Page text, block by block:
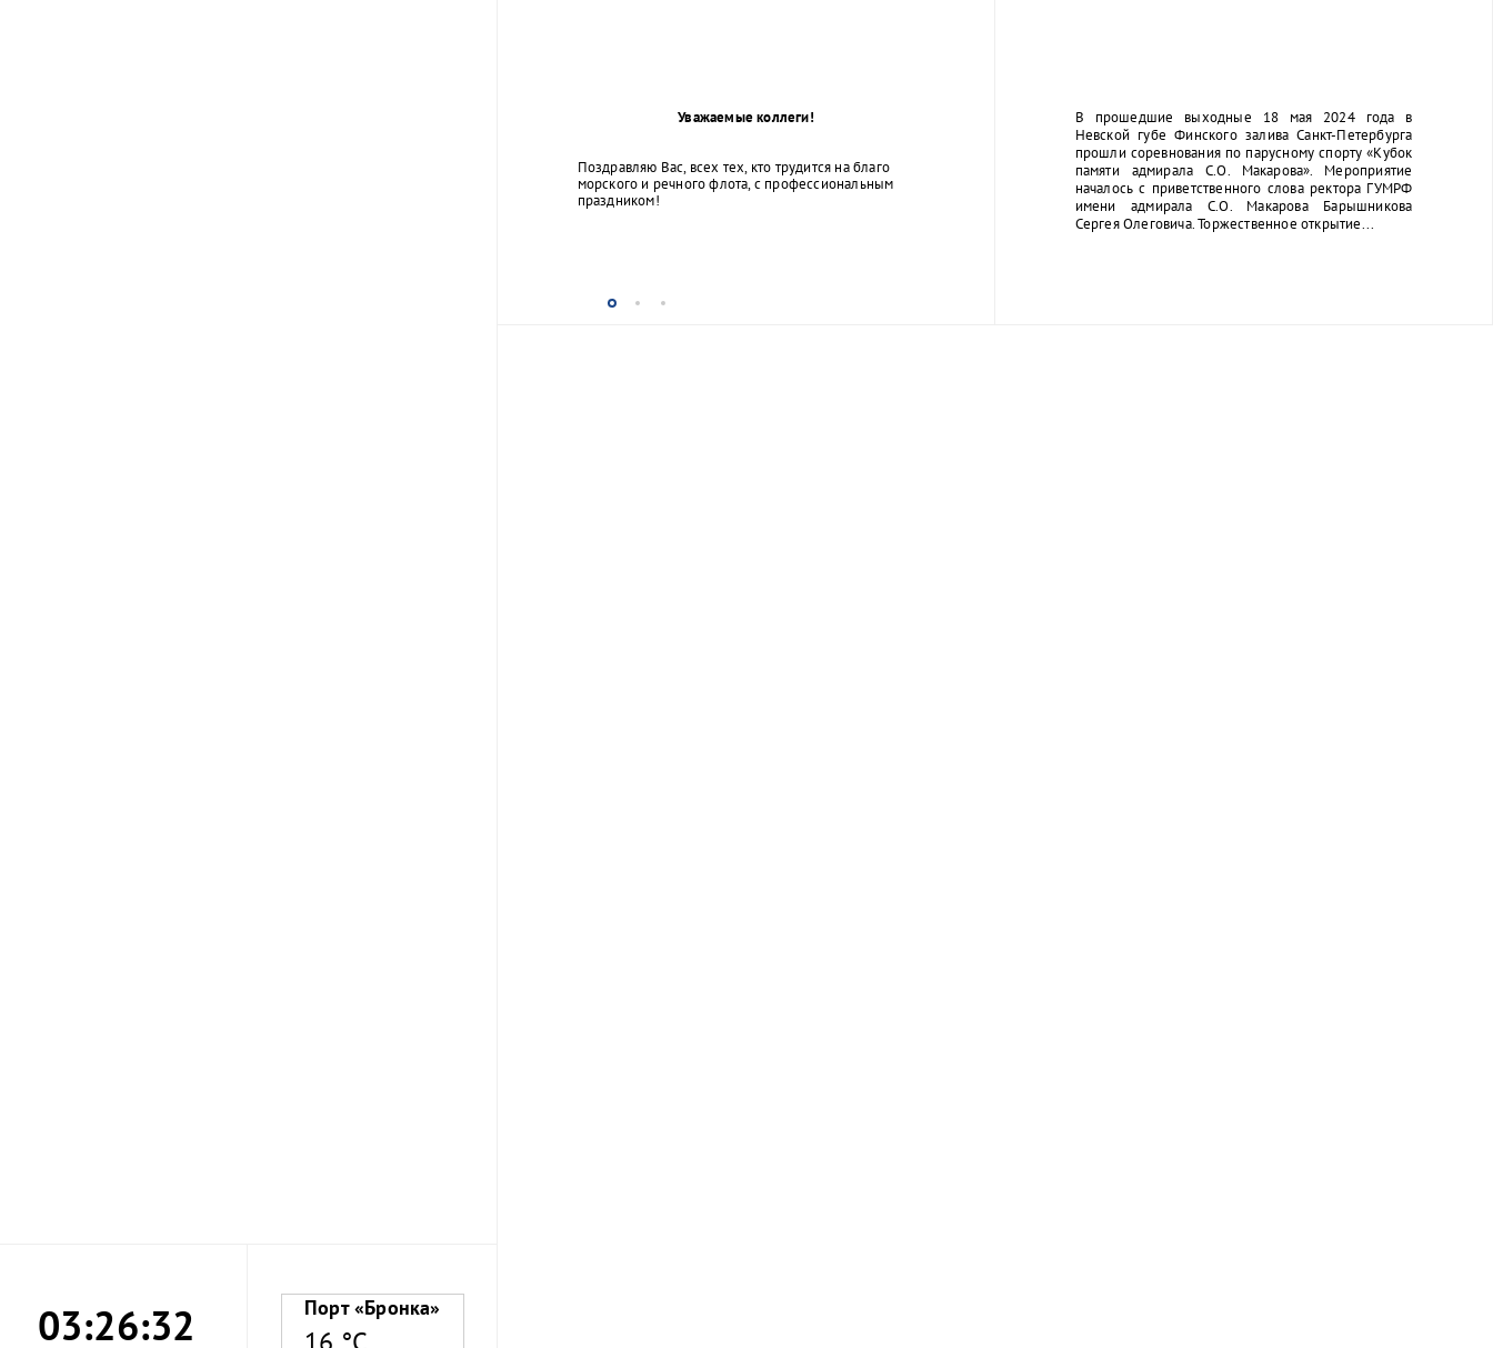
03:26:33 Порт «Бронка»
Уважаемые коллеги!
Поздравляю Вас, всех тех, кто трудится на благо
морского и речного флота, с профессиональным
праздником!
В прошедшие выходные 18 мая 2024 года в
Невской губе Финского залива Санкт-Петербурга
прошли соревнования по парусному спорту «Кубок
памяти адмирала С.О. Макарова». Мероприятие
началось с приветственного слова ректора ГУМРФ
имени адмирала С.О. Макарова Барышникова
Сергея Олеговича. Торжественное открытие...